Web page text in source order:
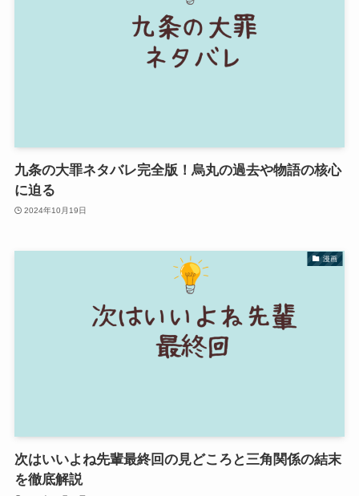
九条の大罪ネタバレ完全版！烏丸の過去や物語の核心
に迫る
2024年10月19日
漫画
次はいいよね先輩最終回の見どころと三角関係の結末
を徹底解説